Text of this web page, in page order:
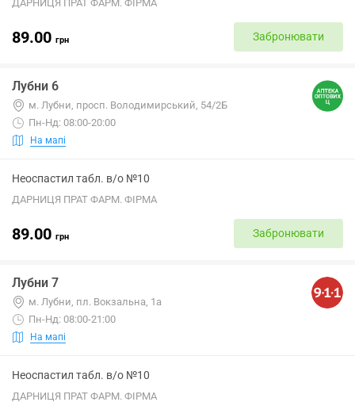
ДАРНИЦЯ ПРАТ ФАРМ. ФІРМА
89.00 грн Забронювати
Лубни 6
м. Лубни, просп. Володимирський, 54/2Б
Пн-Нд: 08:00-20:00
На мапі
Неоспастил табл. в/о №10
ДАРНИЦЯ ПРАТ ФАРМ. ФІРМА
89.00 грн Забронювати
Лубни 7
м. Лубни, пл. Вокзальна, 1а
Пн-Нд: 08:00-21:00
На мапі
Неоспастил табл. в/о №10
ДАРНИЦЯ ПРАТ ФАРМ. ФІРМА